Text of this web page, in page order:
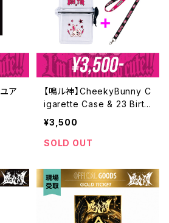
ア
【鳴ル神】CheekyBunny C
igarette Case & 23 Birth
day Strap Set【再販】
¥3,500
SOLD OUT